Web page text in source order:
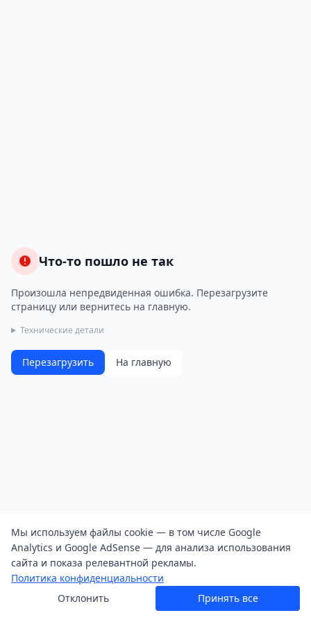
Что-то пошло не так
Произошла непредвиденная ошибка. Перезагрузите
страницу или вернитесь на главную.
Технические детали
Перезагрузить На главную
Мы используем файлы cookie — в том числе Google
Analytics и Google AdSense — для анализа использования
сайта и показа релевантной рекламы.
Политика конфиденциальности
Отклонить
Принять все